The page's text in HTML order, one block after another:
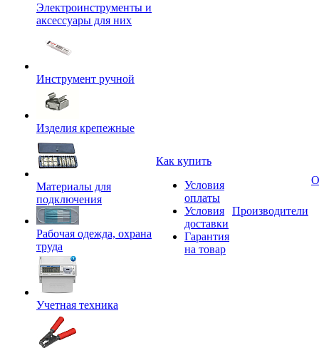
Электроинструменты и
аксессуары для них
Инструмент ручной
Изделия крепежные
Материалы для
подключения
Рабочая одежда, охрана
труда
Учетная техника
Как купить
Условия
оплаты
Условия
доставки
Гарантия
на товар
Производители